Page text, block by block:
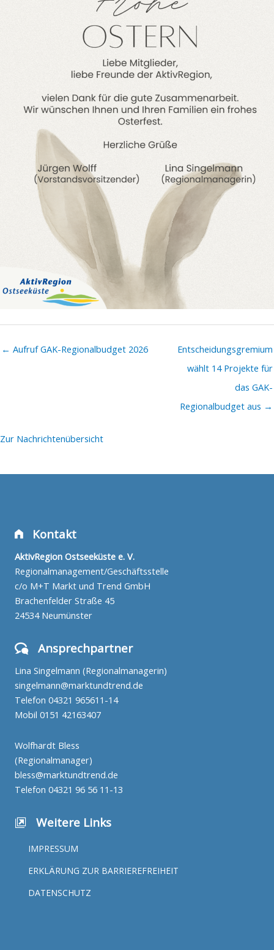
← Aufruf GAK-Regionalbudget 2026
Entscheidungsgremium
wählt 14 Projekte für
das GAK-
Regionalbudget aus →
Zur Nachrichtenübersicht
Kontakt
AktivRegion Ostseeküste e. V.
Regionalmanagement/Geschäftsstelle
c/o M+T Markt und Trend GmbH
Brachenfelder Straße 45
24534 Neumünster
Ansprechpartner
Lina Singelmann (Regionalmanagerin)
singelmann@marktundtrend.de
Telefon 04321 965611-14
Mobil 0151 42163407
Wolfhardt Bless
(Regionalmanager)
bless@marktundtrend.de
Telefon 04321 96 56 11-13
Weitere Links
IMPRESSUM
ERKLÄRUNG ZUR BARRIEREFREIHEIT
DATENSCHUTZ